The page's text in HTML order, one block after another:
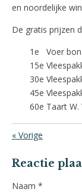
en noordelijke
De gratis prijzen
1e Voer
15e
30e
45e
60e Taart W.
« Vorige
Reactie
Naam *